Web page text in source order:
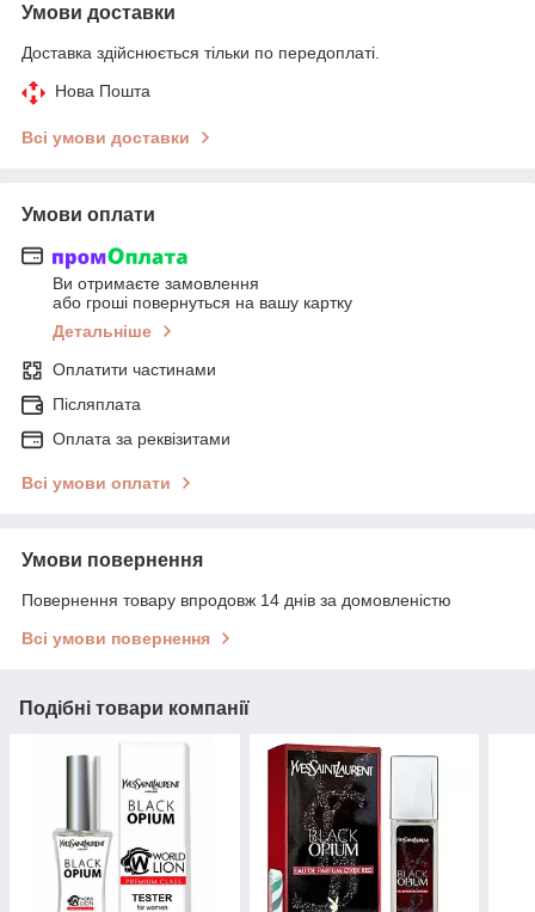
Умови доставки
Доставка здійснюється тільки по передоплаті.
Нова Пошта
Всі умови доставки
Умови оплати
Ви отримаєте замовлення
або гроші повернуться на вашу картку
Детальніше
Оплатити частинами
Післяплата
Оплата за реквізитами
Всі умови оплати
Умови повернення
Повернення товару впродовж 14 днів за домовленістю
Всі умови повернення
Подібні товари компанії